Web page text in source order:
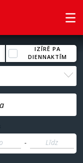
IZĪRĒ PA
DIENNAKTĪM
-